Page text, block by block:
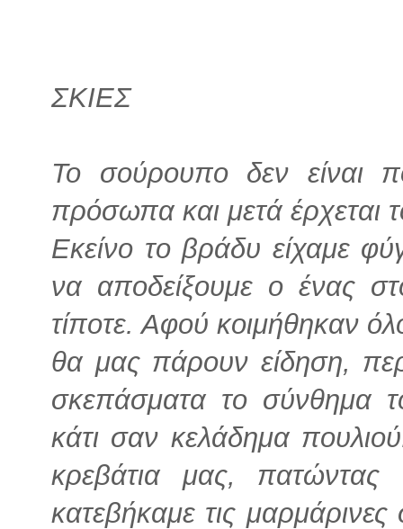
ΣΚΙΕΣ
Το σούρουπο δεν είναι
πρόσωπα και μετά έρχεται
Εκείνο το βράδυ είχαμε
να αποδείξουμε ο ένας
τίποτε. Αφού κοιμήθηκαν
θα μας πάρουν είδηση,
σκεπάσματα το σύνθημα
κάτι σαν κελάδημα
κρεβάτια μας,
κατεβήκαμε τις μαρμάρινες